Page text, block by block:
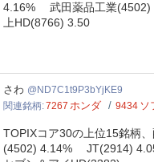
4.16% 武田薬品工業
上HD(8766) 3.50
ND7C1t9P3bYjKE9
さわ ND7C1t9P3bYjKE9
関連銘柄 7267 ホンダ 9434 ソ
TOPIXコア30の上位15銘
(4502) 4.14% JT(2914)